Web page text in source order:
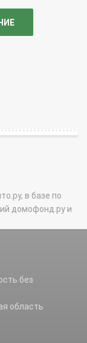
в базе по
домофонд.ру и
без
область